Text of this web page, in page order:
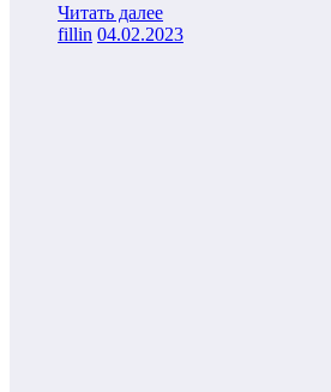
Читать далее
fillin 04.02.2023